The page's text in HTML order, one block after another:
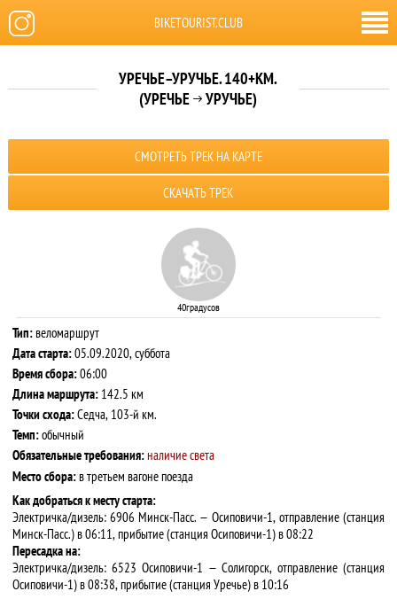
BIKETOURIST.CLUB
УРЕЧЬЕ–УРУЧЬЕ. 140+КМ.
(УРЕЧЬЕ УРУЧЬЕ)
СМОТРЕТЬ ТРЕК НА КАРТЕ
СКАЧАТЬ ТРЕК
40градусов
Тип:веломаршрут
Дата старта:05.09.2020, суббота
Время сбора:06:00
Длина маршрута:142.5 км
Точки схода:Седча, 103-й км.
Темп:обычный
Обязательные требования:наличие света
Место сбора:в третьем вагоне поезда
Как добраться к месту старта:
Электричка/дизель: 6906 Минск-Пасс. — Осиповичи-1, отправление (станция
Минск-Пасс.) в 06:11, прибытие (станция Осиповичи-1) в 08:22
Пересадка на:
Электричка/дизель: 6523 Осиповичи-1 — Солигорск, отправление (станция
Осиповичи-1) в 08:38, прибытие (станция Уречье) в 10:16